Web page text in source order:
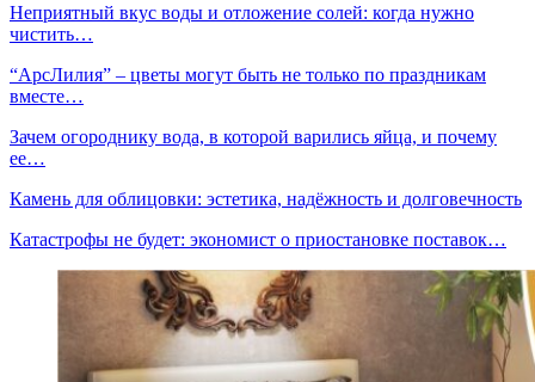
Неприятный вкус воды и отложение солей: когда нужно
чистить…
“АрсЛилия” – цветы могут быть не только по праздникам
вместе…
Зачем огороднику вода, в которой варились яйца, и почему
ее…
Камень для облицовки: эстетика, надёжность и долговечность
Катастрофы не будет: экономист о приостановке поставок…